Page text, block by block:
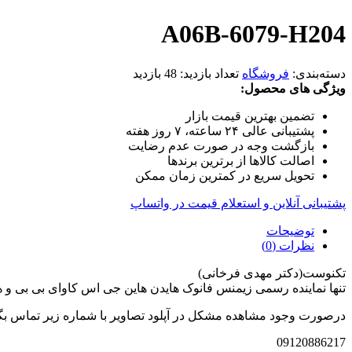
A06B-6079-H204
دسته‌بندی: فروشگاه تعداد بازدید: 48 بازدید
ویژگی های محصول:
تضمین بهترین قیمت بازار
پشتیبانی عالی ۲۴ ساعته، ۷ روز هفته
بازگشت وجه در صورت عدم رضایت
اصالت کالاها از برترین برندها
تحویل سریع در کمترین زمان ممکن
پشتیبانی آنلاین و استعلام قیمت در واتساپ
توضیحات
نظرات (0)
تکنوست(دکتر مهدی فرخانی)
تنها نماینده رسمی زیمنس فانوک هایدن هاین جی اس کاوای بی بی
درصورت وجود مشاهده مشکل در آپلود تصاویر با شماره زیر تماس
09120886217